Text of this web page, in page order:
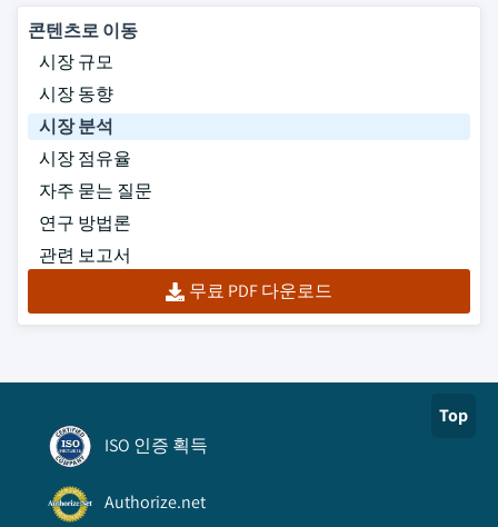
콘텐츠로 이동
시장 규모
시장 동향
시장 분석
시장 점유율
자주 묻는 질문
연구 방법론
관련 보고서
무료 PDF 다운로드
Top
ISO 인증 획득
Authorize.net